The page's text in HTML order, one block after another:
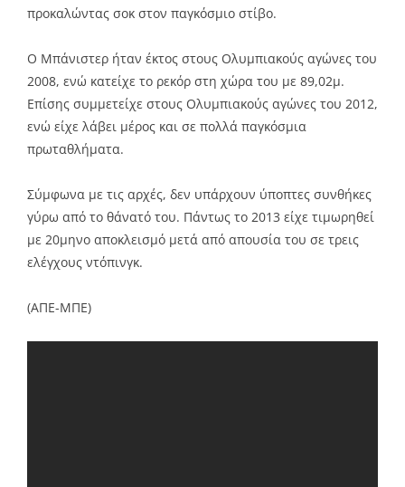
προκαλώντας σοκ στον παγκόσμιο στίβο.
Ο Μπάνιστερ ήταν έκτος στους Ολυμπιακούς αγώνες του
2008, ενώ κατείχε το ρεκόρ στη χώρα του με 89,02μ.
Επίσης συμμετείχε στους Ολυμπιακούς αγώνες του 2012,
ενώ είχε λάβει μέρος και σε πολλά παγκόσμια
πρωταθλήματα.
Σύμφωνα με τις αρχές, δεν υπάρχουν ύποπτες συνθήκες
γύρω από το θάνατό του. Πάντως το 2013 είχε τιμωρηθεί
με 20μηνο αποκλεισμό μετά από απουσία του σε τρεις
ελέγχους ντόπινγκ.
(ΑΠΕ-ΜΠΕ)